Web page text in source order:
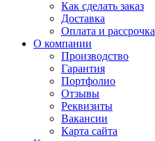
Как сделать заказ
Доставка
Оплата и рассрочка
О компании
Производство
Гарантия
Портфолио
Отзывы
Реквизиты
Вакансии
Карта сайта